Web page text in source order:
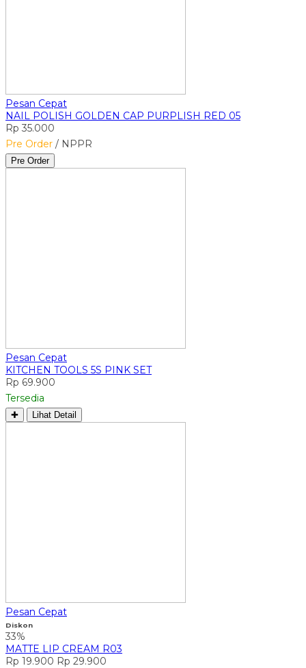
Pesan Cepat
NAIL POLISH GOLDEN CAP PURPLISH RED 05
Rp 35.000
Pre Order / NPPR
Pre Order
Pesan Cepat
KITCHEN TOOLS 5S PINK SET
Rp 69.900
Tersedia
✚ Lihat Detail
Pesan Cepat
Diskon
33%
MATTE LIP CREAM R03
Rp 19.900 Rp 29.900